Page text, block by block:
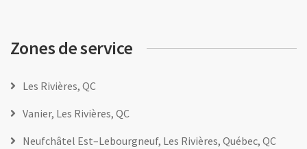
Zones de service
Les Rivières, QC
Vanier, Les Rivières, QC
Neufchâtel Est–Lebourgneuf, Les Rivières, Québec, QC